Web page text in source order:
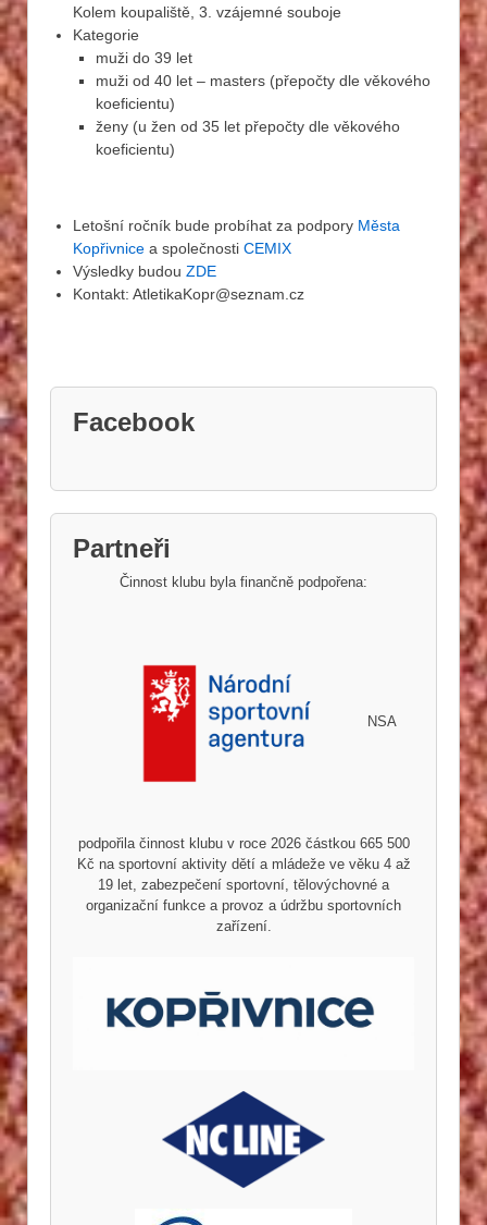
Kolem koupaliště, 3. vzájemné souboje
Kategorie
muži do 39 let
muži od 40 let – masters (přepočty dle věkového
koeficientu)
ženy (u žen od 35 let přepočty dle věkového
koeficientu)
Letošní ročník bude probíhat za podpory Města
Kopřivnice a společnosti CEMIX
Výsledky budou ZDE
Kontakt: AtletikaKopr@seznam.cz
Facebook
Partneři
Činnost klubu byla finančně podpořena:
NSA
podpořila činnost klubu v roce 2026 částkou 665 500
Kč na sportovní aktivity dětí a mládeže ve věku 4 až
19 let, zabezpečení sportovní, tělovýchovné a
organizační funkce a provoz a údržbu sportovních
zařízení.